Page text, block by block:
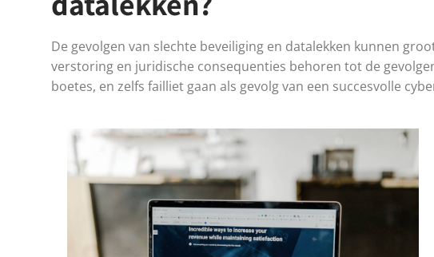
De gevolgen van slechte beveiliging en datalekken kunnen
verstoring en juridische consequenties behoren tot de
boetes, en zelfs failliet gaan als gevolg van een succesvolle